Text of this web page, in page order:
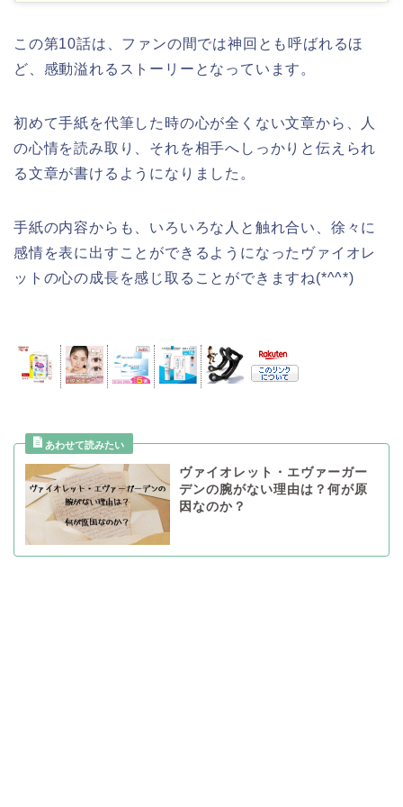
この第10話は、ファンの間では神回とも呼ばれるほ
ど、感動溢れるストーリーとなっています。
初めて手紙を代筆した時の心が全くない文章から、人
の心情を読み取り、それを相手へしっかりと伝えられ
る文章が書けるようになりました。
手紙の内容からも、いろいろな人と触れ合い、徐々に
感情を表に出すことができるようになったヴァイオレ
ットの心の成長を感じ取ることができますね(*^^*)
ヴァイオレット・エヴァーガー
デンの腕がない理由は？何が原
因なのか？